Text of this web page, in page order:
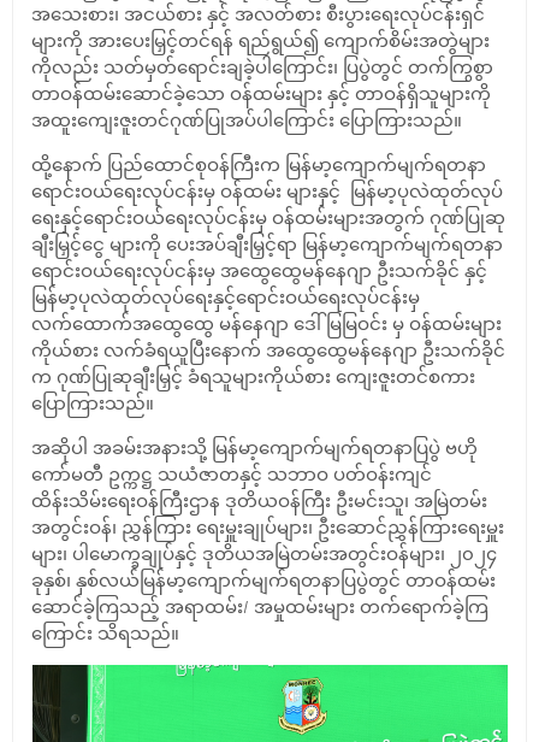
အသေးစား၊ အငယ်စား နှင့် အလတ်စား စီးပွားရေးလုပ်ငန်းရှင်
များကို အားပေးမြှင့်တင်ရန် ရည်ရွယ်၍ ကျောက်စိမ်းအတွဲများ
ကိုလည်း သတ်မှတ်ရောင်းချခဲ့ပါကြောင်း၊ ပြပွဲတွင် တက်ကြွစွာ
တာဝန်ထမ်းဆောင်ခဲ့သော ဝန်ထမ်းများ နှင့် တာဝန်ရှိသူများကို
အထူးကျေးဇူးတင်ဂုဏ်ပြုအပ်ပါကြောင်း ပြောကြားသည်။
ထို့နောက် ပြည်ထောင်စုဝန်ကြီးက မြန်မာ့ကျောက်မျက်ရတနာ
ရောင်းဝယ်ရေးလုပ်ငန်းမှ ဝန်ထမ်း များနှင့် မြန်မာ့ပုလဲထုတ်လုပ်
ရေးနှင့်ရောင်းဝယ်ရေးလုပ်ငန်းမှ ဝန်ထမ်းများအတွက် ဂုဏ်ပြုဆု
ချီးမြှင့်ငွေ များကို ပေးအပ်ချီးမြှင့်ရာ မြန်မာ့ကျောက်မျက်ရတနာ
ရောင်းဝယ်ရေးလုပ်ငန်းမှ အထွေထွေမန်နေဂျာ ဦးသက်ခိုင် နှင့်
မြန်မာ့ပုလဲထုတ်လုပ်ရေးနှင့်ရောင်းဝယ်ရေးလုပ်ငန်းမှ
လက်ထောက်အထွေထွေ မန်နေဂျာ ဒေါ်မြမြဝင်း မှ ဝန်ထမ်းများ
ကိုယ်စား လက်ခံရယူပြီးနောက် အထွေထွေမန်နေဂျာ ဦးသက်ခိုင်
က ဂုဏ်ပြုဆုချီးမြှင့် ခံရသူများကိုယ်စား ကျေးဇူးတင်စကား
ပြောကြားသည်။
အဆိုပါ အခမ်းအနားသို့ မြန်မာ့ကျောက်မျက်ရတနာပြပွဲ ဗဟို
ကော်မတီ ဥက္ကဋ္ဌ သယံဇာတနှင့် သဘာဝ ပတ်ဝန်းကျင်
ထိန်းသိမ်းရေးဝန်ကြီးဌာန ဒုတိယဝန်ကြီး ဦးမင်းသူ၊ အမြဲတမ်း
အတွင်းဝန်၊ ညွှန်ကြား ရေးမှူးချုပ်များ၊ ဦးဆောင်ညွှန်ကြားရေးမှူး
များ၊ ပါမောက္ခချုပ်နှင့် ဒုတိယအမြဲတမ်းအတွင်းဝန်များ၊ ၂၀၂၄
ခုနှစ်၊ နှစ်လယ်မြန်မာ့ကျောက်မျက်ရတနာပြပွဲတွင် တာဝန်ထမ်း
ဆောင်ခဲ့ကြသည့် အရာထမ်း/ အမှုထမ်းများ တက်ရောက်ခဲ့ကြ
ကြောင်း သိရသည်။